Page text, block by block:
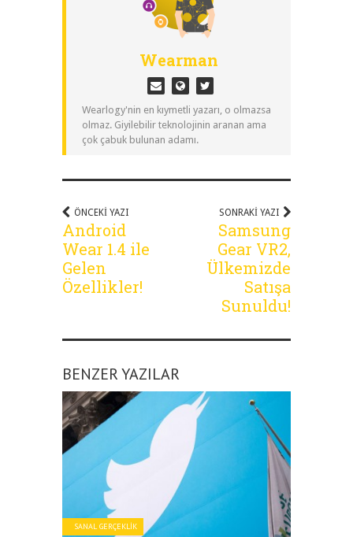
Wearman
Wearlogy'nin en kıymetli yazarı, o olmazsa
olmaz. Giyilebilir teknolojinin aranan ama
çok çabuk bulunan adamı.
ÖNCEKI YAZI
Android
Wear 1.4 ile
Gelen
Özellikler!
SONRAKI YAZI
Samsung
Gear VR2,
Ülkemizde
Satışa
Sunuldu!
BENZER YAZILAR
SANAL GERÇEKLIK